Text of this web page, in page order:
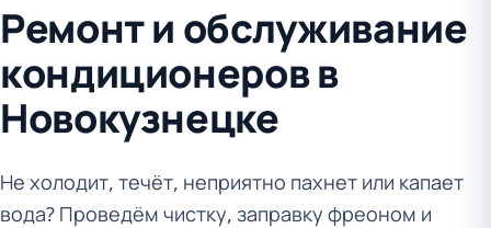
Ремонт и обслуживание
кондиционеров в
Новокузнецке
Не холодит, течёт, неприятно пахнет или капает
вода? Проведём чистку, заправку фреоном и